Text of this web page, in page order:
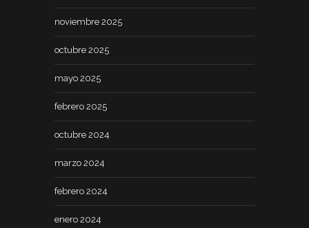
noviembre 2025
octubre 2025
mayo 2025
febrero 2025
octubre 2024
marzo 2024
febrero 2024
enero 2024